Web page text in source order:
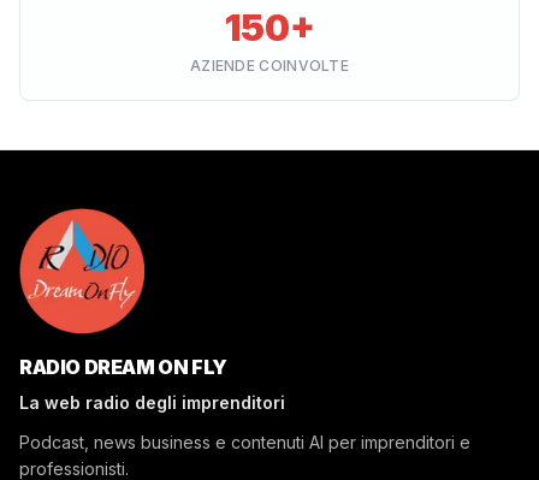
150+
AZIENDE COINVOLTE
RADIO DREAM ON FLY
La web radio degli imprenditori
Podcast, news business e contenuti AI per imprenditori e
professionisti.